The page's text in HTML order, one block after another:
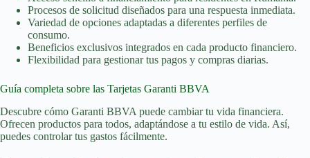
Procesos de solicitud diseñados para una respuesta inmediata.
Variedad de opciones adaptadas a diferentes perfiles de
consumo.
Beneficios exclusivos integrados en cada producto financiero.
Flexibilidad para gestionar tus pagos y compras diarias.
Guía completa sobre las Tarjetas Garanti BBVA
Descubre cómo Garanti BBVA puede cambiar tu vida financiera.
Ofrecen productos para todos, adaptándose a tu estilo de vida. Así,
puedes controlar tus gastos fácilmente.